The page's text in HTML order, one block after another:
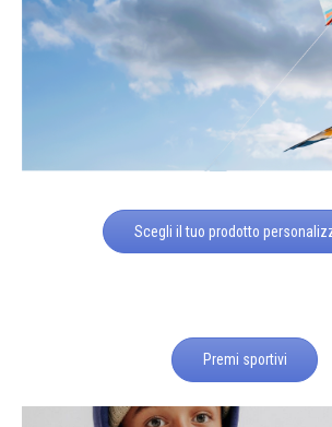
Scegli il tuo prodotto
Premi sportivi